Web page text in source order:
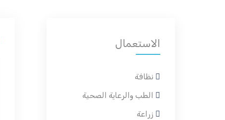
الاستعمال
نظافة
الطب والرعاية الصحية
زراعة